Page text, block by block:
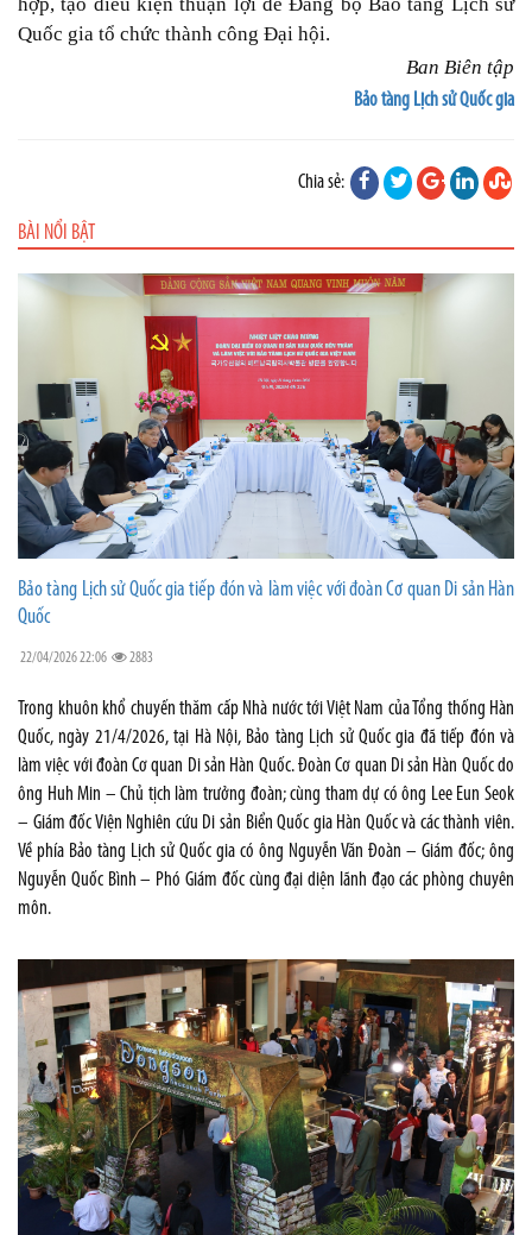
Quốc gia tổ chức thành công Đại hội.
Ban Biên tập
Bảo tàng Lịch sử Quốc gia
Chia sẻ:
BÀI NỔI BẬT
Bảo tàng Lịch sử Quốc gia tiếp đón và làm việc với đoàn Cơ quan Di sản Hàn
Quốc
22/04/2026 22:06 2883
Trong khuôn khổ chuyến thăm cấp Nhà nước tới Việt Nam của Tổng thống Hàn
Quốc, ngày 21/4/2026, tại Hà Nội, Bảo tàng Lịch sử Quốc gia đã tiếp đón và
làm việc với đoàn Cơ quan Di sản Hàn Quốc. Đoàn Cơ quan Di sản Hàn Quốc do
ông Huh Min – Chủ tịch làm trưởng đoàn; cùng tham dự có ông Lee Eun Seok
– Giám đốc Viện Nghiên cứu Di sản Biển Quốc gia Hàn Quốc và các thành viên.
Về phía Bảo tàng Lịch sử Quốc gia có ông Nguyễn Văn Đoàn – Giám đốc; ông
Nguyễn Quốc Bình – Phó Giám đốc cùng đại diện lãnh đạo các phòng chuyên
môn.